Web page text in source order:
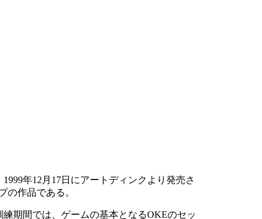
年12月17日にアートディンクより発売さ
の作品である。
期間では、ゲームの基本となるOKEのセッ